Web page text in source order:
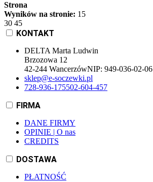
Strona
Wyników na stronie: 15
30 45
KONTAKT
DELTA Marta Ludwin
Brzozowa 12
42-244 WancerzówNIP: 949-036-02-06
sklep@e-soczewki.pl
728-936-175502-604-457
FIRMA
DANE FIRMY
OPINIE | O nas
CREDITS
DOSTAWA
PŁATNOŚĆ